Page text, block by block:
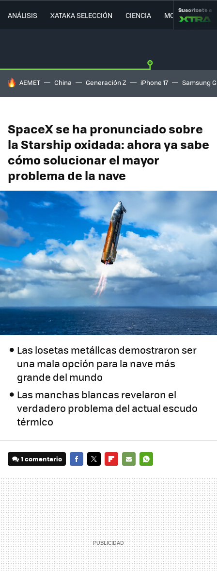
ANÁLISIS XATAKA SELECCIÓN CIENCIA MOVILIDAD
Suscríbete a
HOY SE HABLA DE
AEMET China Generación Z iPhone 17 Samsung
SpaceX se ha pronunciado sobre
la Starship oxidada: ahora ya sabe
cómo solucionar el mayor
problema de la nave
Las losetas metálicas demostraron ser
una mala opción para la nave más
grande del mundo
Las manchas blancas revelaron el
verdadero problema del actual escudo
térmico
1 comentario
MAIL